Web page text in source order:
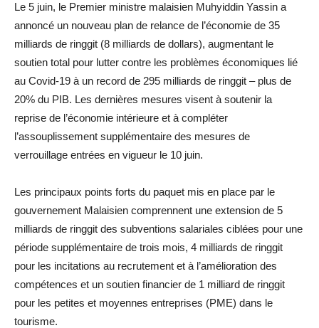
Le 5 juin, le Premier ministre malaisien Muhyiddin Yassin a
annoncé un nouveau plan de relance de l’économie de 35
milliards de ringgit (8 milliards de dollars), augmentant le
soutien total pour lutter contre les problèmes économiques lié
au Covid-19 à un record de 295 milliards de ringgit – plus de
20% du PIB. Les dernières mesures visent à soutenir la
reprise de l’économie intérieure et à compléter
l’assouplissement supplémentaire des mesures de
verrouillage entrées en vigueur le 10 juin.
Les principaux points forts du paquet mis en place par le
gouvernement Malaisien comprennent une extension de 5
milliards de ringgit des subventions salariales ciblées pour une
période supplémentaire de trois mois, 4 milliards de ringgit
pour les incitations au recrutement et à l’amélioration des
compétences et un soutien financier de 1 milliard de ringgit
pour les petites et moyennes entreprises (PME) dans le
tourisme.